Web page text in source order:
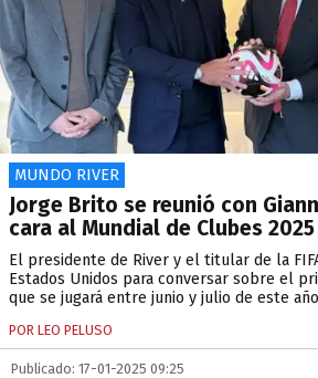
MUNDO RIVER
Jorge Brito se reunió con
cara al Mundial de Clubes 2025
El presidente de River y el titular de la
Estados Unidos para conversar sobre el
que se jugará entre junio y julio de este
POR LEO PELUSO
Publicado: 17-01-2025 09:25